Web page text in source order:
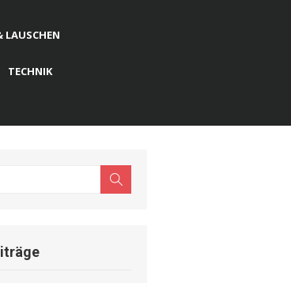
LAUSCHEN
TECHNIK